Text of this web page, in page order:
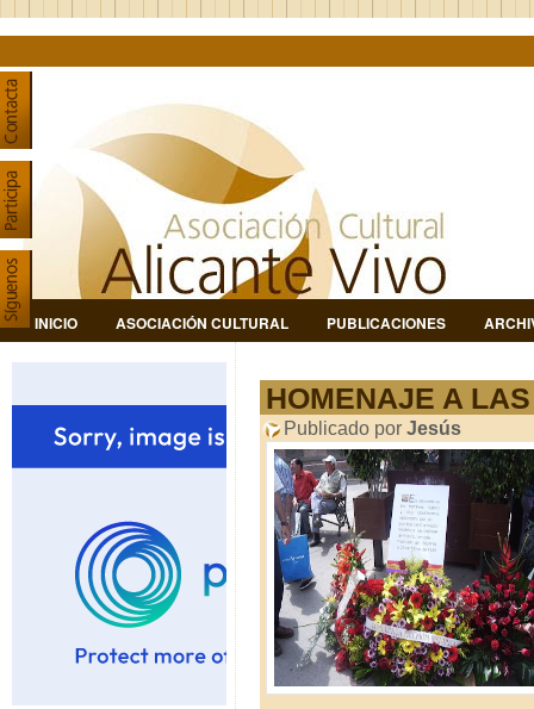
INICIO ASOCIACIÓN CULTURAL PUBLICACIONES
HOMENAJE A
Publicado por Jesús